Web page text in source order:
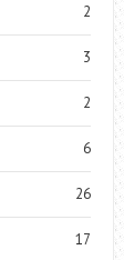
2
3
2
6
26
17